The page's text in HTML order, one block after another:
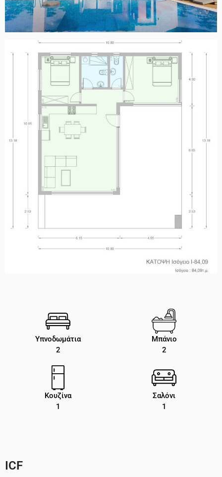
Υπνοδωμάτια
2
Μπάνιο
2
Κουζίνα
1
Σαλόνι
1
ICF